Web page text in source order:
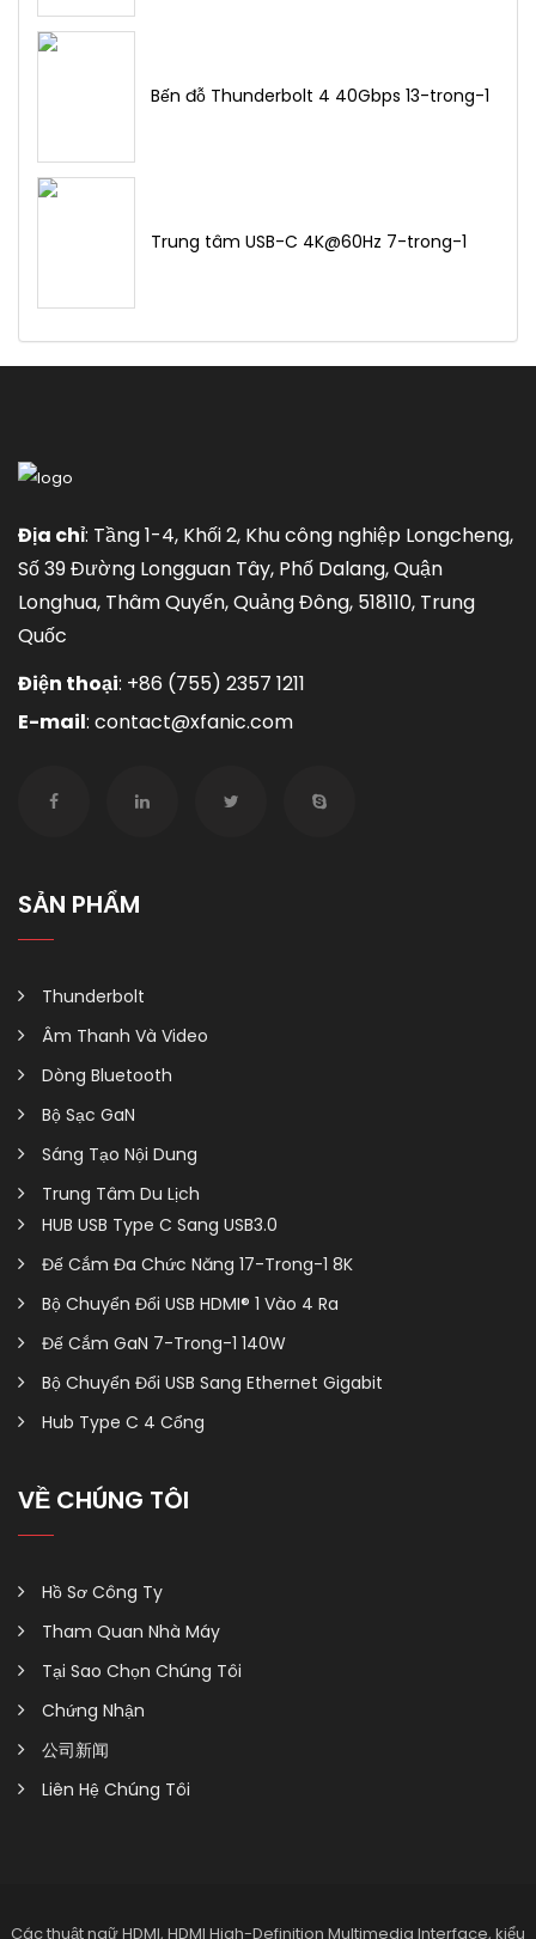
Bến đỗ Thunderbolt 4 40Gbps 13-trong-1
Trung tâm USB-C 4K@60Hz 7-trong-1
Địa chỉ: Tầng 1-4, Khối 2, Khu công nghiệp Longcheng,
Số 39 Đường Longguan Tây, Phố Dalang, Quận
Longhua, Thâm Quyến, Quảng Đông, 518110, Trung
Quốc
Điện thoại: +86 (755) 2357 1211
E-mail: contact@xfanic.com
SẢN PHẨM
Thunderbolt
Âm Thanh Và Video
Dòng Bluetooth
Bộ Sạc GaN
Sáng Tạo Nội Dung
Trung Tâm Du Lịch
HUB USB Type C Sang USB3.0
Đế Cắm Đa Chức Năng 17-Trong-1 8K
Bộ Chuyển Đổi USB HDMI® 1 Vào 4 Ra
Đế Cắm GaN 7-Trong-1 140W
Bộ Chuyển Đổi USB Sang Ethernet Gigabit
Hub Type C 4 Cổng
VỀ CHÚNG TÔI
Hồ Sơ Công Ty
Tham Quan Nhà Máy
Tại Sao Chọn Chúng Tôi
Chứng Nhận
公司新闻
Liên Hệ Chúng Tôi
Các thuật ngữ HDMI, HDMI High-Definition Multimedia Interface, kiểu